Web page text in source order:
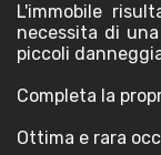
L'immobile
necessita di
piccoli
Completa la
Ottima e rara